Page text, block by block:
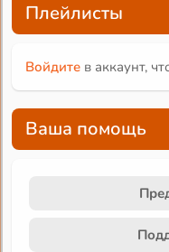
Плейлисты
Войдите в аккаунт,
Ваша помощь